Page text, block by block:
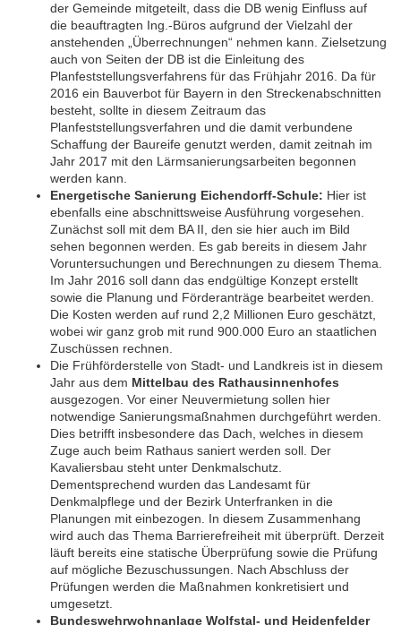
der Gemeinde mitgeteilt, dass die DB wenig Einfluss auf
die beauftragten Ing.-Büros aufgrund der Vielzahl der
anstehenden „Überrechnungen“ nehmen kann. Zielsetzung
auch von Seiten der DB ist die Einleitung des
Planfeststellungsverfahrens für das Frühjahr 2016. Da für
2016 ein Bauverbot für Bayern in den Streckenabschnitten
besteht, sollte in diesem Zeitraum das
Planfeststellungsverfahren und die damit verbundene
Schaffung der Baureife genutzt werden, damit zeitnah im
Jahr 2017 mit den Lärmsanierungsarbeiten begonnen
werden kann.
Energetische Sanierung Eichendorff-Schule: Hier ist
ebenfalls eine abschnittsweise Ausführung vorgesehen.
Zunächst soll mit dem BA II, den sie hier auch im Bild
sehen begonnen werden. Es gab bereits in diesem Jahr
Voruntersuchungen und Berechnungen zu diesem Thema.
Im Jahr 2016 soll dann das endgültige Konzept erstellt
sowie die Planung und Förderanträge bearbeitet werden.
Die Kosten werden auf rund 2,2 Millionen Euro geschätzt,
wobei wir ganz grob mit rund 900.000 Euro an staatlichen
Zuschüssen rechnen.
Die Frühförderstelle von Stadt- und Landkreis ist in diesem
Jahr aus dem Mittelbau des Rathausinnenhofes
ausgezogen. Vor einer Neuvermietung sollen hier
notwendige Sanierungsmaßnahmen durchgeführt werden.
Dies betrifft insbesondere das Dach, welches in diesem
Zuge auch beim Rathaus saniert werden soll. Der
Kavaliersbau steht unter Denkmalschutz.
Dementsprechend wurden das Landesamt für
Denkmalpflege und der Bezirk Unterfranken in die
Planungen mit einbezogen. In diesem Zusammenhang
wird auch das Thema Barrierefreiheit mit überprüft. Derzeit
läuft bereits eine statische Überprüfung sowie die Prüfung
auf mögliche Bezuschussungen. Nach Abschluss der
Prüfungen werden die Maßnahmen konkretisiert und
umgesetzt.
Bundeswehrwohnanlage Wolfstal- und Heidenfelder